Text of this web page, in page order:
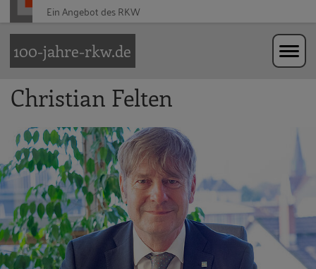
Zur Navigation springen
Zum Hauptinhalt springen
Ein Angebot desRKW
100-jahre-rkw.de
Christian Felten